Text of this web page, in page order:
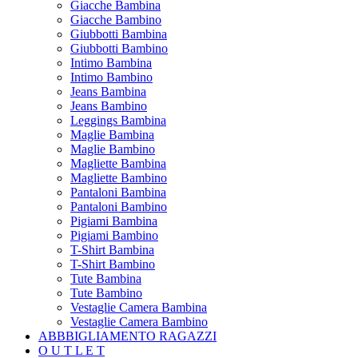
Giacche Bambina
Giacche Bambino
Giubbotti Bambina
Giubbotti Bambino
Intimo Bambina
Intimo Bambino
Jeans Bambina
Jeans Bambino
Leggings Bambina
Maglie Bambina
Maglie Bambino
Magliette Bambina
Magliette Bambino
Pantaloni Bambina
Pantaloni Bambino
Pigiami Bambina
Pigiami Bambino
T-Shirt Bambina
T-Shirt Bambino
Tute Bambina
Tute Bambino
Vestaglie Camera Bambina
Vestaglie Camera Bambino
ABBBIGLIAMENTO RAGAZZI
O U T L E T